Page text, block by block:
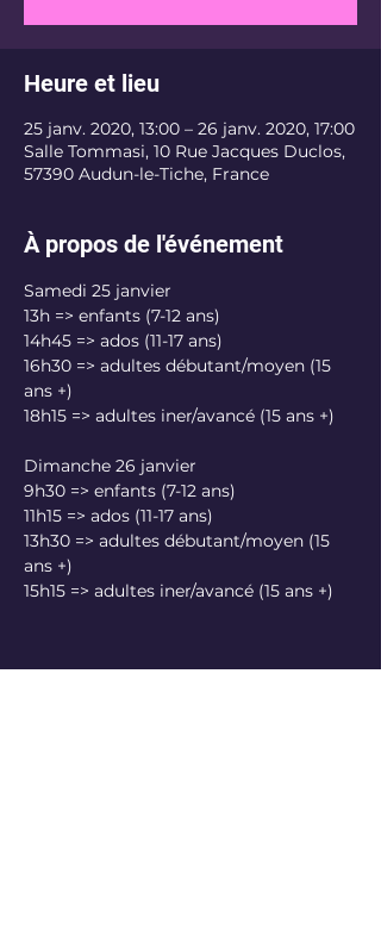
Heure et lieu
25 janv. 2020, 13:00 – 26 janv. 2020, 17:00
Salle Tommasi, 10 Rue Jacques Duclos,
57390 Audun-le-Tiche, France
À propos de l'événement
Samedi 25 janvier
13h => enfants (7-12 ans)
14h45 => ados (11-17 ans)
16h30 => adultes débutant/moyen (15
ans +)
Dimanche 26 janvier
9h30 => enfants (7-12 ans)
11h15 => ados (11-17 ans)
13h30 => adultes débutant/moyen (15
ans +)
15h15 => adultes iner/avancé (15 ans +)